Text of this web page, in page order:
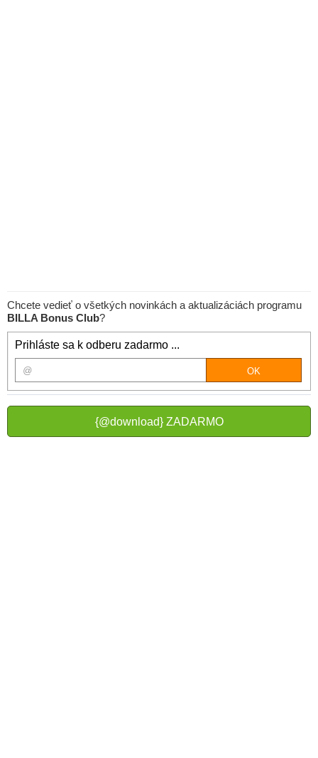
Chcete vedieť o všetkých novinkách a aktualizáciách programu
BILLA Bonus Club?
Prihláste sa k odberu zadarmo ...
{@download} ZADARMO